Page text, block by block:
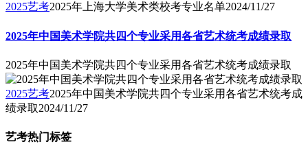
2025艺考2025年上海大学美术类校考专业名单2024/11/27
2025年中国美术学院共四个专业采用各省艺术统考成绩录取
2025年中国美术学院共四个专业采用各省艺术统考成绩录取
2025艺考2025年中国美术学院共四个专业采用各省艺术统考成
绩录取2024/11/27
艺考热门标签